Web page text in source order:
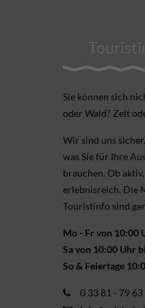
Sie können sich
oder Wald? Zelt
Wir sind uns
was Sie für Ihre
brauchen. Ob
erlebnis­reich. Die
Touristinfo sind
Mo - Fr von 10:00
Sa von 10:00 Uhr
So & Feiertage
0 33 81 - 79 63